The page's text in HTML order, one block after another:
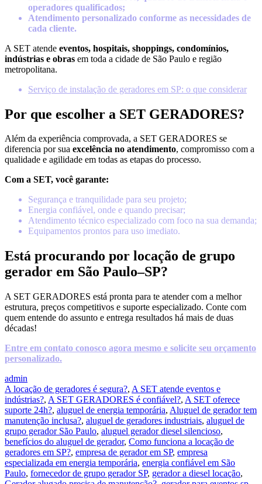
operadores qualificados;
Atendimento personalizado conforme as necessidades de
cada cliente.
A SET atende eventos, hospitais, shoppings, condomínios,
indústrias e obras em toda a cidade de São Paulo e região
metropolitana.
Serviço de instalação de geradores em SP: o que considerar
Por que escolher a SET GERADORES?
Além da experiência comprovada, a SET GERADORES se
diferencia por sua excelência no atendimento, compromisso com a
qualidade e agilidade em todas as etapas do processo.
Com a SET, você garante:
Segurança e tranquilidade para seu projeto;
Energia confiável, onde e quando precisar;
Atendimento técnico especializado com foco na sua demanda;
Equipamentos prontos para uso imediato.
Está procurando por locação de grupo
gerador em São Paulo–SP?
A SET GERADORES está pronta para te atender com a melhor
estrutura, preços competitivos e suporte especializado. Conte com
quem entende do assunto e entrega resultados há mais de duas
décadas!
Entre em contato conosco agora mesmo e solicite seu orçamento
personalizado.
admin
A locação de geradores é segura?, A SET atende eventos e
indústrias?, A SET GERADORES é confiável?, A SET oferece
suporte 24h?, aluguel de energia temporária, Aluguel de gerador tem
manutenção inclusa?, aluguel de geradores industriais, aluguel de
grupo gerador São Paulo, aluguel gerador diesel silencioso,
benefícios do aluguel de gerador, Como funciona a locação de
geradores em SP?, empresa de gerador em SP, empresa
especializada em energia temporária, energia confiável em São
Paulo, fornecedor de grupo gerador SP, gerador a diesel locação,